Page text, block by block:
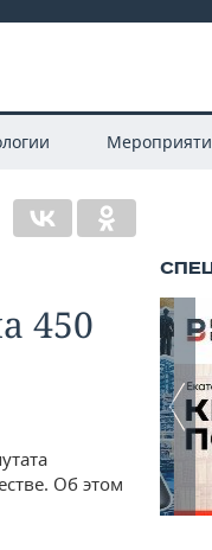
450
Об этом